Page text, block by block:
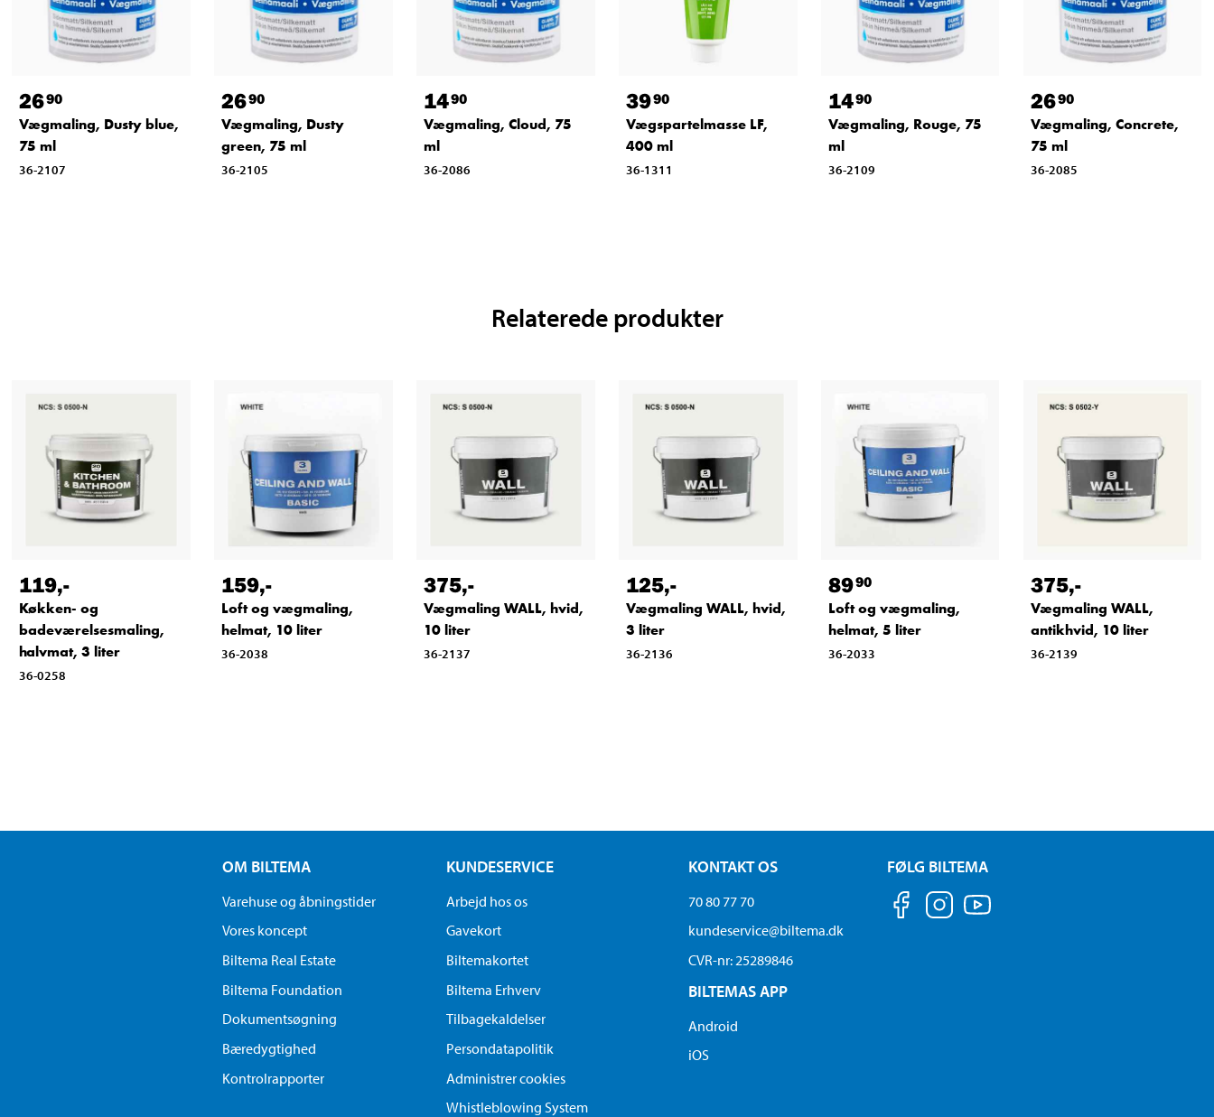
2690
Vægmaling, Dusty blue,
75 ml
36-2107
2690
Vægmaling, Dusty
green, 75 ml
36-2105
1490
Vægmaling, Cloud, 75
ml
36-2086
3990
Vægspartelmasse LF,
400 ml
36-1311
1490
Vægmaling, Rouge, 75
ml
36-2109
2690
Vægmaling, Concrete,
75 ml
36-2085
Relaterede produkter
119,-
Køkken- og
badeværelsesmaling,
halvmat, 3 liter
36-0258
159,-
Loft og vægmaling,
helmat, 10 liter
36-2038
375,-
Vægmaling WALL, hvid,
10 liter
36-2137
125,-
Vægmaling WALL, hvid,
3 liter
36-2136
8990
Loft og vægmaling,
helmat, 5 liter
36-2033
375,-
Vægmaling WALL,
antikhvid, 10 liter
36-2139
OM BILTEMA
Varehuse og åbningstider
Vores koncept
Biltema Real Estate
Biltema Foundation
Dokumentsøgning
Bæredygtighed
Kontrolrapporter
KUNDESERVICE
Arbejd hos os
Gavekort
Biltemakortet
Biltema Erhverv
Tilbagekaldelser
Persondatapolitik
Administrer cookies
Whistleblowing System
KONTAKT OS
70 80 77 70
kundeservice@biltema.dk
CVR-nr: 25289846
BILTEMAS APP
Android
iOS
FØLG BILTEMA